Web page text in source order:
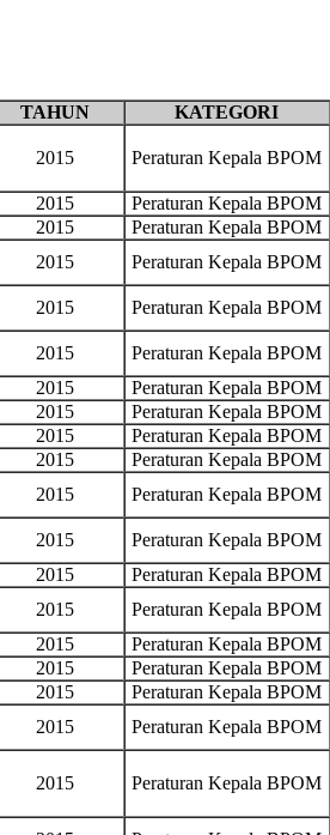
TAHUN KATEGORI
2015 Peraturan Kepala BPOM
2015 Peraturan Kepala BPOM
2015 Peraturan Kepala BPOM
2015 Peraturan Kepala BPOM
2015 Peraturan Kepala BPOM
2015 Peraturan Kepala BPOM
2015 Peraturan Kepala BPOM
2015 Peraturan Kepala BPOM
2015 Peraturan Kepala BPOM
2015 Peraturan Kepala BPOM
2015 Peraturan Kepala BPOM
2015 Peraturan Kepala BPOM
2015 Peraturan Kepala BPOM
2015 Peraturan Kepala BPOM
2015 Peraturan Kepala BPOM
2015 Peraturan Kepala BPOM
2015 Peraturan Kepala BPOM
2015 Peraturan Kepala BPOM
2015 Peraturan Kepala BPOM